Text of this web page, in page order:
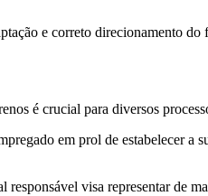
e correto direcionamento do
é crucial para diversos
em prol de estabelecer a
responsável visa representar de